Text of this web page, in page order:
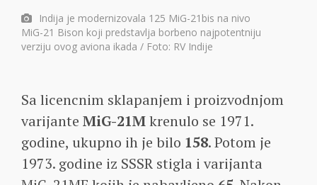
Indija je modernizovala 125 MiG-21bis na nivo
MiG-21 Bison koji predstavlja borbeno najpotentniju
verziju ovog aviona ikada / Foto: RV Indije
Sa licencnim sklapanjem i proizvodnjom
varijante MiG-21Mkrenulo se 1971.
godine, ukupno ih je bilo 158. Potom je
1973. godine iz SSSR stigla i varijanta